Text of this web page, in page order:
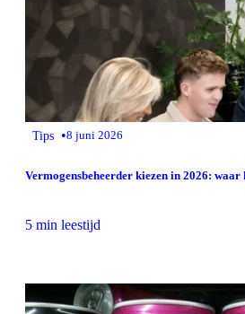
Tips •8 juni 2026
Vermogensbeheerder kiezen in 2026: waar
5 min leestijd